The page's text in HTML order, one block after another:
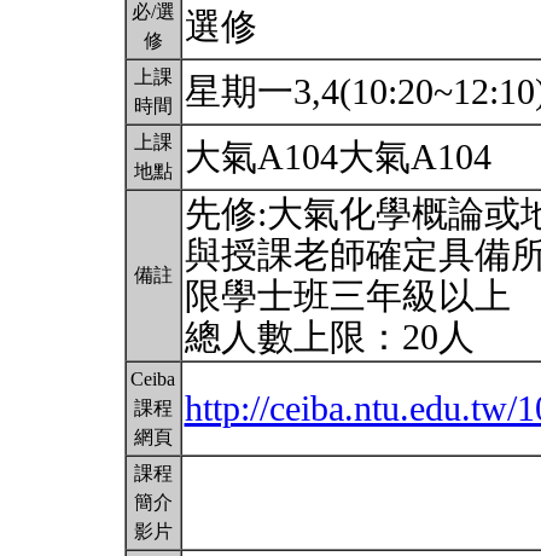
必/選
修
選修
上課
時間
星期一
上課
地點
大氣A104大氣A104
備註
先修:大氣化學概論或
與授課老師確定具備
限學士班三年級以上
總人數上限：20人
Ceiba
課程
網頁
http://ceiba.ntu.edu.tw/
課程
簡介
影片